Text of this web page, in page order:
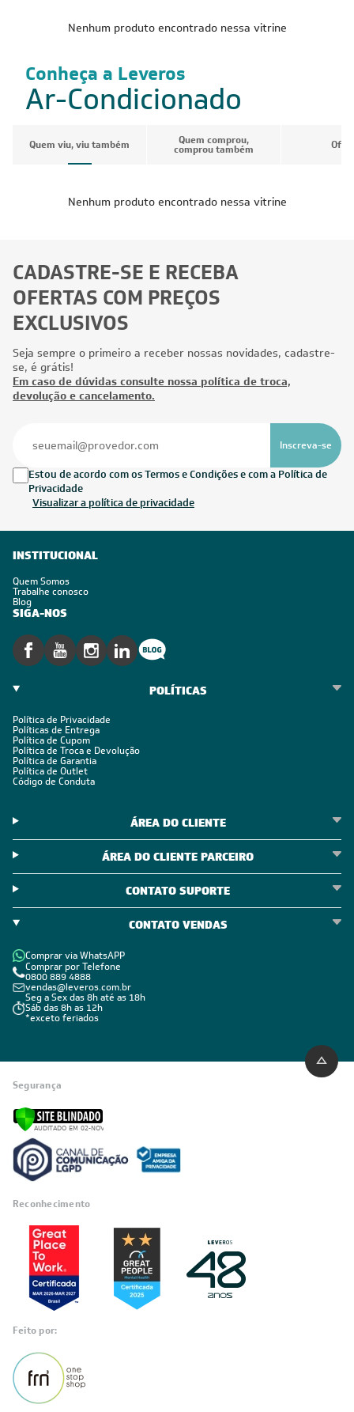
Nenhum produto encontrado nessa vitrine
Conheça a Leveros
Ar-Condicionado
Quem viu, viu também Quem comprou,
comprou também
Nenhum produto encontrado nessa vitrine
CADASTRE-SE E RECEBA
OFERTAS COM PREÇOS
EXCLUSIVOS
Seja sempre o primeiro a receber nossas novidades, cadastre-
se, é grátis!
Em caso de dúvidas consulte nossa política de troca,
devolução e cancelamento.
Inscreva-se
Estou de acordo com os Termos e Condições e com a Política de
Privacidade
Visualizar a política de privacidade
INSTITUCIONAL
Quem Somos
Trabalhe conosco
Blog
SIGA-NOS
POLÍTICAS
Política de Privacidade
Políticas de Entrega
Política de Cupom
Política de Troca e Devolução
Política de Garantia
Política de Outlet
Código de Conduta
ÁREA DO CLIENTE
ÁREA DO CLIENTE PARCEIRO
CONTATO SUPORTE
CONTATO VENDAS
Comprar via WhatsAPP
Comprar por Telefone
0800 889 4888
vendas@leveros.com.br
Seg a Sex das 8h até as 18h
Sáb das 8h as 12h
*exceto feriados
Segurança
Reconhecimento
Feito por: